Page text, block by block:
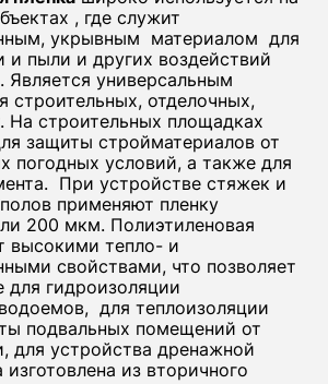
, где служит
укрывным материалом для
и пыли и других воздействий
универсальным
строительных, отделочных,
На строительных площадках
защиты стройматериалов от
погодных условий, а также для
При устройстве стяжек и
применяют пленку
200 мкм. Полиэтиленовая
высокими тепло- и
свойствами, что позволяет
для гидроизоляции
для теплоизоляции
подвальных помещений от
для устройства дренажной
из вторичного